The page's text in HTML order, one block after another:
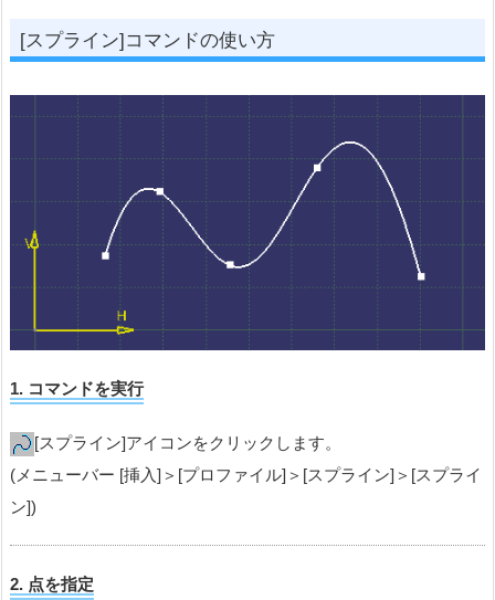
[スプライン]コマンドの使い方
1. コマンドを実行
[スプライン]アイコンをクリックします。
(メニューバー [挿入]＞[プロファイル]＞[スプライン]＞[スプライ
ン])
2. 点を指定